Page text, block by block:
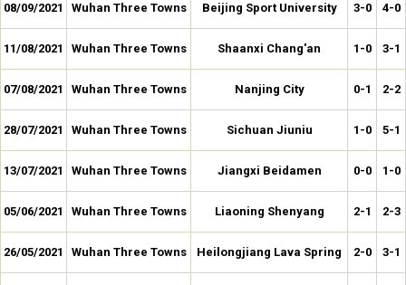
08/09/2021 Wuhan Three Towns Beijing Sport University 3-0 4-0
11/08/2021 Wuhan Three Towns Shaanxi Chang'an 1-0 3-1
07/08/2021 Wuhan Three Towns Nanjing City 0-1 2-2
28/07/2021 Wuhan Three Towns Sichuan Jiuniu 1-0 5-1
13/07/2021 Wuhan Three Towns Jiangxi Beidamen 0-0 1-0
05/06/2021 Wuhan Three Towns Liaoning Shenyang 2-1 2-3
26/05/2021 Wuhan Three Towns Heilongjiang Lava Spring 2-0 3-1